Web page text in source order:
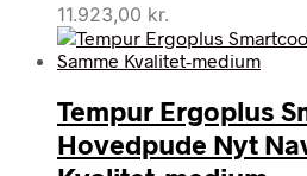
11.923,00 kr.
Tempur Ergoplus
Hovedpude Nyt